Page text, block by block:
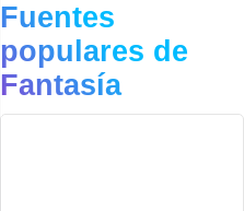
Fuentes
populares de
Fantasía